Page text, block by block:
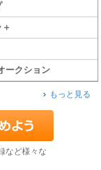
ークション
もっと見る
など様々な